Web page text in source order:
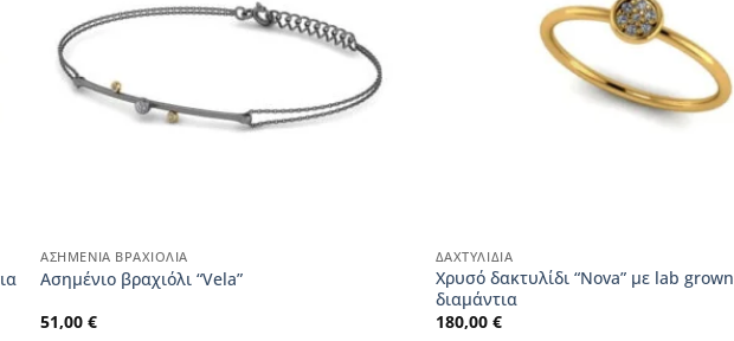
ΑΣΗΜΈΝΙΑ ΒΡΑΧΙΌΛΙΑ
Aσημένιο βραχιόλι “Vela”
51,00€
ΔΑΧΤΥΛΊΔΙΑ
Χρυσό δακτυλίδι “Nova” με lab grown
διαμάντια
180,00 €